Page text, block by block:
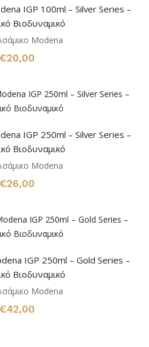
IGP 100ml – Silver Series –
Βιοδυναμικό
Modena
€20,00
IGP 250ml – Silver Series –
Βιοδυναμικό
Modena
€26,00
IGP 250ml – Gold Series –
Βιοδυναμικό
Modena
€42,00